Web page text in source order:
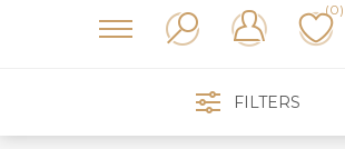
(0)
FILTERS